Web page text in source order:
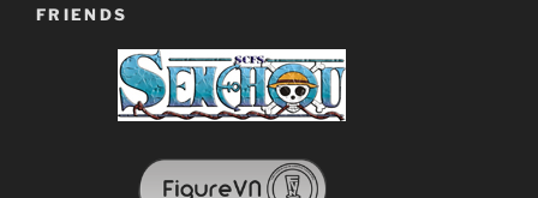
FRIENDS